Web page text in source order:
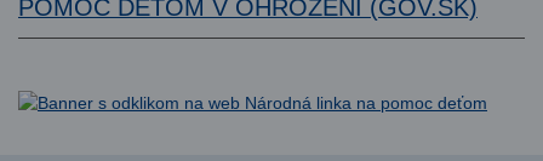
POMOC DEŤOM V OHROZENÍ (GOV.SK)